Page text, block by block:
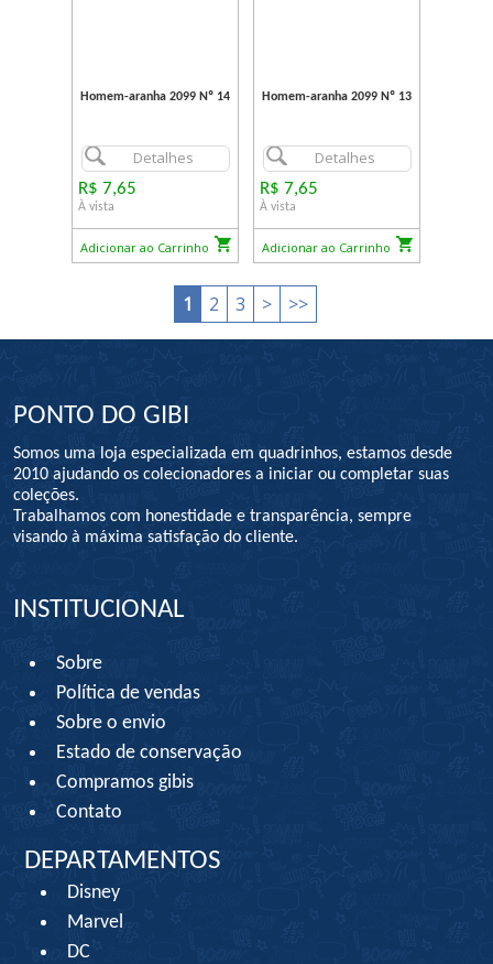
Homem-aranha 2099 Nº 14
Detalhes
R$ 7,65
À vista
Adicionar ao Carrinho
Homem-aranha 2099 Nº 13
Detalhes
R$ 7,65
À vista
Adicionar ao Carrinho
1 2 3 > >>
PONTO DO GIBI
Somos uma loja especializada em quadrinhos, estamos desde
2010 ajudando os colecionadores a iniciar ou completar suas
coleções.
Trabalhamos com honestidade e transparência, sempre
visando à máxima satisfação do cliente.
INSTITUCIONAL
Sobre
Política de vendas
Sobre o envio
Estado de conservação
Compramos gibis
Contato
DEPARTAMENTOS
Disney
Marvel
DC